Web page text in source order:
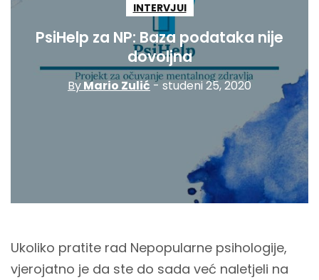
INTERVJUI
PsiHelp za NP: Baza podataka nije
dovoljna
ByMario Zulić - studeni 25, 2020
Ukoliko pratite rad Nepopularne psihologije,
vjerojatno je da ste do sada već naletjeli na